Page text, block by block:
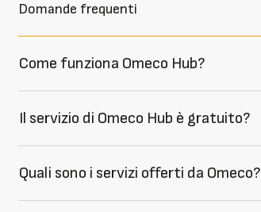
Domande frequenti
Come funziona Omeco Hub?
Il servizio di Omeco Hub è gratuito?
Quali sono i servizi offerti da Omeco?